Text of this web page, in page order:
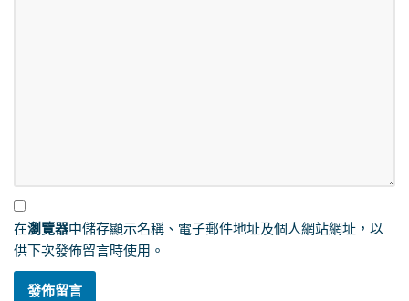
在瀏覽器中儲存顯示名稱、電子郵件地址及個人網站網址，以
供下次發佈留言時使用。